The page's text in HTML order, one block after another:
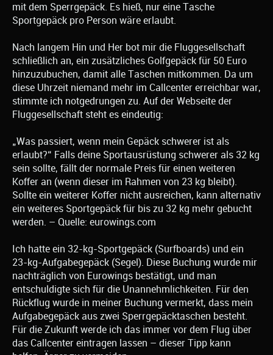
mit dem Sperrgepäck. Es hieß, nur eine Tasche
Sportgepäck pro Person wäre erlaubt.
Nach langem Hin und Her bot mir die Fluggesellschaft
schließlich an, ein zusätzliches Golfgepäck für 50 Euro
hinzuzubuchen, damit alle Taschen mitkommen. Da um
diese Uhrzeit niemand mehr im Callcenter erreichbar war,
stimmte ich notgedrungen zu. Auf der Webseite der
Fluggesellschaft steht es eindeutig:
„Was passiert, wenn mein Gepäck schwerer ist als
erlaubt?“ Falls deine Sportausrüstung schwerer als 32 kg
sein sollte, fällt der normale Preis für einen weiteren
Koffer an (wenn dieser im Rahmen von 23 kg bleibt).
Sollte ein weiterer Koffer nicht ausreichen, kann alternativ
ein weiteres Sportgepäck für bis zu 32 kg mehr gebucht
werden. – Quelle: eurowings.com
Ich hatte ein 32-kg-Sportgepäck (Surfboards) und ein
23-kg-Aufgabegepäck (Segel). Diese Buchung wurde mir
nachträglich von Eurowings bestätigt, und man
entschuldigte sich für die Unannehmlichkeiten. Für den
Rückflug wurde in meiner Buchung vermerkt, dass mein
Aufgabegepäck aus zwei Sperrgepäcktaschen besteht.
Für die Zukunft werde ich das immer vor dem Flug über
das Callcenter eintragen lassen – dieser Tipp kann